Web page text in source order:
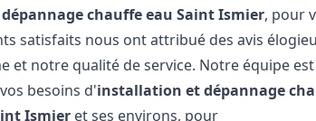
chauffe eau Saint Ismier, pour
satisfaits nous ont attribué des avis
et notre qualité de service. Notre équipe
besoins d'installation et dépannage
Ismier et ses environs, pour